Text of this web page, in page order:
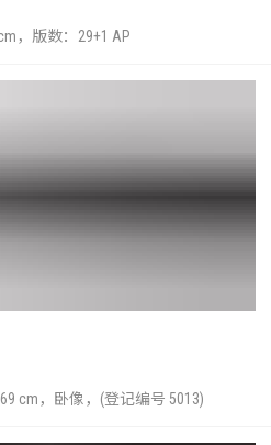
，版数：29+1 AP
cm，卧像，(登记编号 5013)